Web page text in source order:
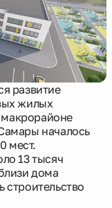
развитие
жилых
макрорайоне
началось
мест.
13 тысяч
дома